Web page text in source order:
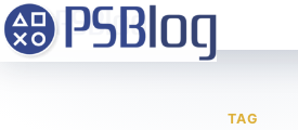
TAG